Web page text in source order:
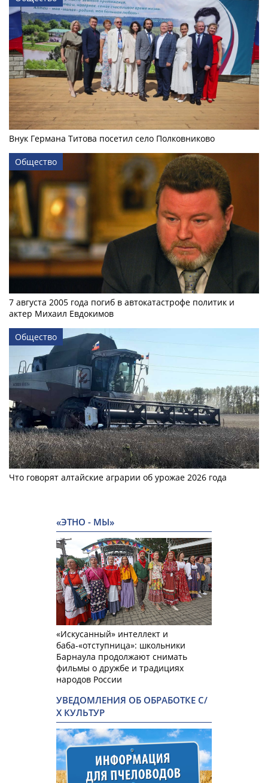
Внук Германа Титова посетил село Полковниково
Общество
7 августа 2005 года погиб в автокатастрофе политик и
актер Михаил Евдокимов
Общество
Что говорят алтайские аграрии об урожае 2026 года
«ЭТНО - МЫ»
«Искусанный» интеллект и
баба-«отступница»: школьники
Барнаула продолжают снимать
фильмы о дружбе и традициях
народов России
УВЕДОМЛЕНИЯ ОБ ОБРАБОТКЕ С/
Х КУЛЬТУР